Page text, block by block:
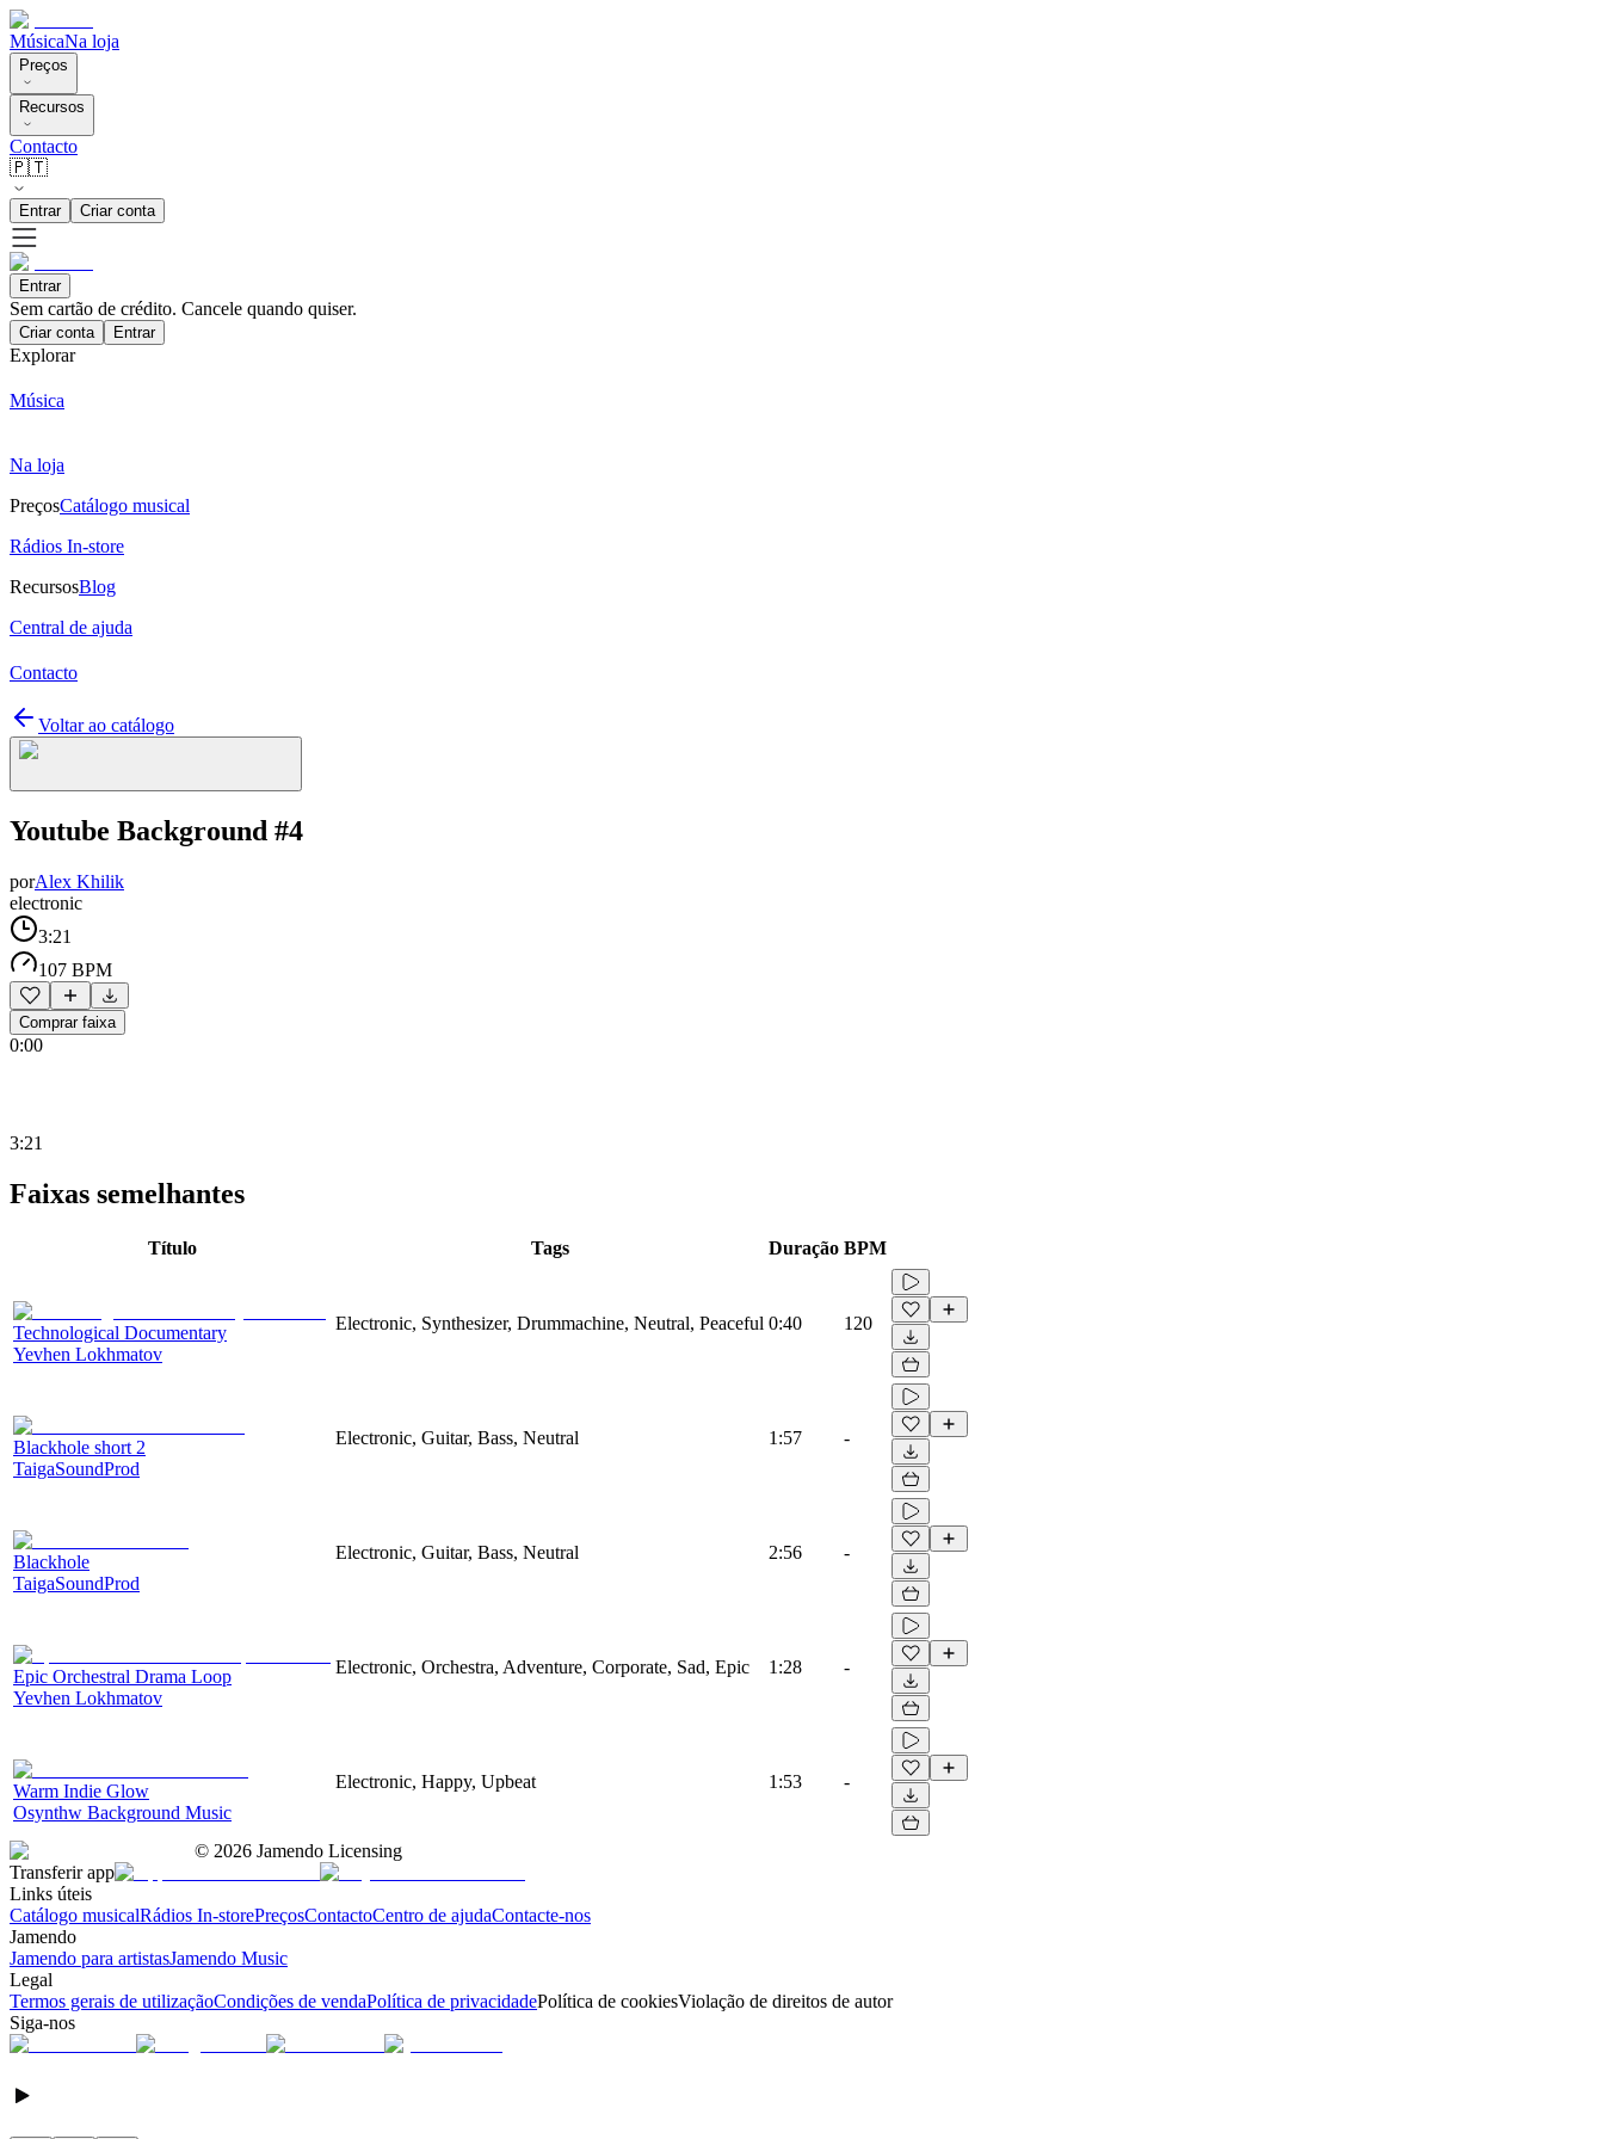
MúsicaNa loja
Preços
Recursos
Contacto
🇵🇹
Entrar Criar conta
Entrar
Sem cartão de crédito. Cancele quando quiser.
Criar conta Entrar
Explorar
Música
Na loja
PreçosCatálogo musical
Rádios In-store
RecursosBlog
Central de ajuda
Contacto
Voltar ao catálogo
Youtube Background #4
porAlex Khilik
electronic
3:21
107 BPM
Comprar faixa
0:00
3:21
Faixas semelhantes
Título Tags Duração BPM
Technological Documentary
Yevhen Lokhmatov
Electronic, Synthesizer, Drummachine, Neutral, Peaceful 0:40 120
Blackhole short 2
TaigaSoundProd
Electronic, Guitar, Bass, Neutral 1:57 -
Blackhole
TaigaSoundProd
Electronic, Guitar, Bass, Neutral 2:56 -
Epic Orchestral Drama Loop
Yevhen Lokhmatov
Electronic, Orchestra, Adventure, Corporate, Sad, Epic 1:28 -
Warm Indie Glow
Osynthw Background Music
Electronic, Happy, Upbeat 1:53 -
© 2026 Jamendo Licensing
Transferir app
Links úteis
Catálogo musicalRádios In-storePreçosContactoCentro de ajudaContacte-nos
Jamendo
Jamendo para artistasJamendo Music
Legal
Termos gerais de utilizaçãoCondições de vendaPolítica de privacidadePolítica de cookiesViolação de direitos de autor
Siga-nos